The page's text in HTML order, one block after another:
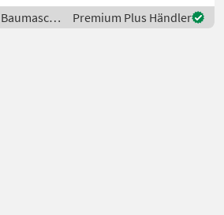
Baumaschinen
/ Lasco
Premium Plus Händler